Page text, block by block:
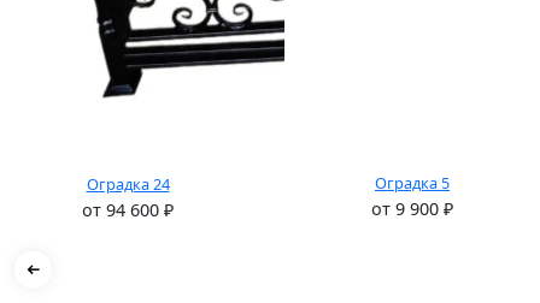
Оградка 24
от 94 600 ₽
Оградка 5
от 9 900 ₽